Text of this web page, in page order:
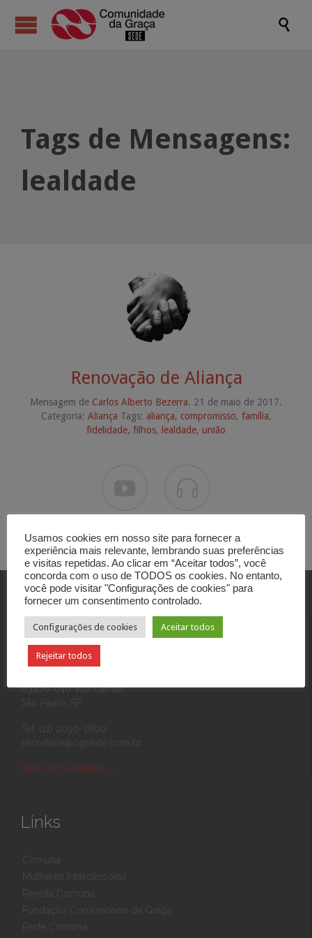

Tags de Mensagens:
lealdade
Renovação de Aliança
Mensagem de Carlos Alberto Bezerra. 21 de maio de 2017.
Categoria: Aliança Tags: aliança, compromisso, família,
fidelidade, filhos, lealdade, união
Contato
03426-010 Vila Carrão
Veja como chegar →
Links
Usamos cookies em nosso site para fornecer a
experiência mais relevante, lembrando suas preferências
e visitas repetidas. Ao clicar em “Aceitar todos”, você
concorda com o uso de TODOS os cookies. No entanto,
você pode visitar "Configurações de cookies" para
fornecer um consentimento controlado.
Configurações de cookies Aceitar todos
Rejeitar todos